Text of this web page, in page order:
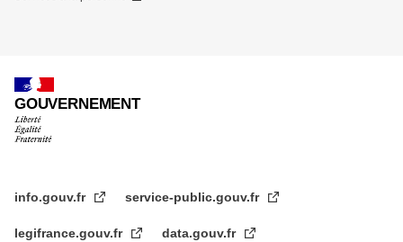
GOUVERNEMENT
info.gouv.fr service-public.gouv.fr
legifrance.gouv.fr data.gouv.fr